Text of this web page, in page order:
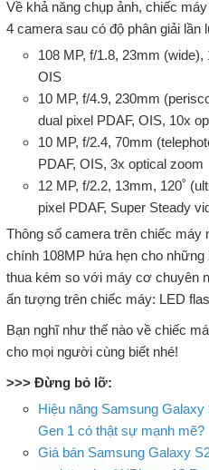
Về khả năng chụp ảnh, chiếc
4 camera sau có độ phân giải lần
108 MP, f/1.8, 23mm (wide),
OIS
10 MP, f/4.9, 230mm
dual pixel PDAF, OIS, 10x
10 MP, f/2.4, 70mm
PDAF, OIS, 3x optical zoom
12 MP, f/2.2, 13mm, 120˚
pixel PDAF, Super Steady
Thông số camera trên chiếc máy
chính 108MP hứa hẹn cho
thua kém so với máy cơ chuyên
ấn tượng trên chiếc máy: LED
Bạn nghĩ như thế nào về chiếc
cho mọi người cùng biết nhé!
>>> Đừng bỏ lỡ:
Hiệu năng Samsung
Gen 1 có thật sự mạnh mẽ?
Giá bán Samsung Galaxy